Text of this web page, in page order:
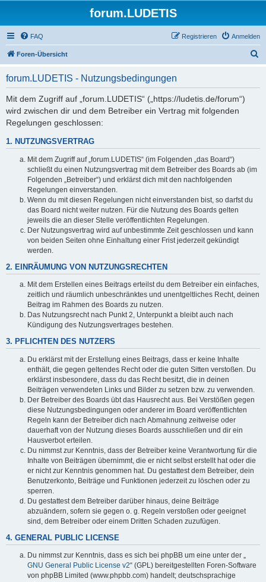
forum.LUDETIS
FAQ Anmelden
Registrieren
Foren-Übersicht
forum.LUDETIS - Nutzungsbedingungen
Mit dem Zugriff auf „forum.LUDETIS“ („https://ludetis.de/forum“)
wird zwischen dir und dem Betreiber ein Vertrag mit folgenden
Regelungen geschlossen:
1. NUTZUNGSVERTRAG
Mit dem Zugriff auf „forum.LUDETIS“ (im Folgenden „das Board“)
schließt du einen Nutzungsvertrag mit dem Betreiber des Boards ab (im
Folgenden „Betreiber“) und erklärst dich mit den nachfolgenden
Regelungen einverstanden.
Wenn du mit diesen Regelungen nicht einverstanden bist, so darfst du
das Board nicht weiter nutzen. Für die Nutzung des Boards gelten
jeweils die an dieser Stelle veröffentlichten Regelungen.
Der Nutzungsvertrag wird auf unbestimmte Zeit geschlossen und kann
von beiden Seiten ohne Einhaltung einer Frist jederzeit gekündigt
werden.
2. EINRÄUMUNG VON NUTZUNGSRECHTEN
Mit dem Erstellen eines Beitrags erteilst du dem Betreiber ein einfaches,
zeitlich und räumlich unbeschränktes und unentgeltliches Recht, deinen
Beitrag im Rahmen des Boards zu nutzen.
Das Nutzungsrecht nach Punkt 2, Unterpunkt a bleibt auch nach
Kündigung des Nutzungsvertrages bestehen.
3. PFLICHTEN DES NUTZERS
Du erklärst mit der Erstellung eines Beitrags, dass er keine Inhalte
enthält, die gegen geltendes Recht oder die guten Sitten verstoßen. Du
erklärst insbesondere, dass du das Recht besitzt, die in deinen
Beiträgen verwendeten Links und Bilder zu setzen bzw. zu verwenden.
Der Betreiber des Boards übt das Hausrecht aus. Bei Verstößen gegen
diese Nutzungsbedingungen oder anderer im Board veröffentlichten
Regeln kann der Betreiber dich nach Abmahnung zeitweise oder
dauerhaft von der Nutzung dieses Boards ausschließen und dir ein
Hausverbot erteilen.
Du nimmst zur Kenntnis, dass der Betreiber keine Verantwortung für die
Inhalte von Beiträgen übernimmt, die er nicht selbst erstellt hat oder die
er nicht zur Kenntnis genommen hat. Du gestattest dem Betreiber, dein
Benutzerkonto, Beiträge und Funktionen jederzeit zu löschen oder zu
sperren.
Du gestattest dem Betreiber darüber hinaus, deine Beiträge
abzuändern, sofern sie gegen o. g. Regeln verstoßen oder geeignet
sind, dem Betreiber oder einem Dritten Schaden zuzufügen.
4. GENERAL PUBLIC LICENSE
Du nimmst zur Kenntnis, dass es sich bei phpBB um eine unter der „
GNU General Public License v2“ (GPL) bereitgestellten Foren-Software
von phpBB Limited (www.phpbb.com) handelt; deutschsprachige